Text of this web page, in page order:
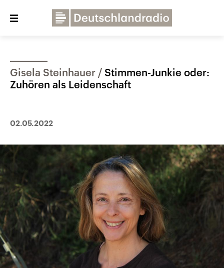
Close
Deutschlandfunk
Deutschlandfunk Nova
Über uns Programme Presse
Gisela Steinhauer
Stimmen-Junkie oder:
Zuhören als Leidenschaft
02.05.2022